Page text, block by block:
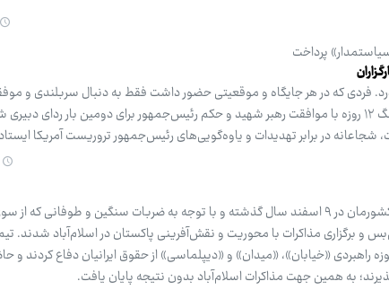
پرداخت
فردی که در هر جایگاه و موقعیتی حضور داشت فقط به دنبال سربلندی و
و ایرانیان بود. علی اردشیرلاریجانی پس از جنگ ۱۲ روزه با موافقت رهبر شهید و حکم رئیس‌جمهور برای دومین بار ردای
شجاعانه در برابر تهدیدات و یاوه‌گویی‌های رئیس‌جمهور تروریست آمریکا
پس از تجاوز دشمن آمریکایی و صهیونی به کشورمان در ۹ اسفند سال گذشته و با توجه به ضربات سنگین و طوفانی که
و برگزاری مذاکرات با محوریت و نقش‌آفرینی پاکستان در اسلام‌آباد شدند.
راهبردی «خیابان»، «میدان» و «دیپلماسی» از حقوق ایرانیان دفاع کردند و
به همین جهت مذاکرات اسلام‌آباد بدون نتیجه پایان یافت.